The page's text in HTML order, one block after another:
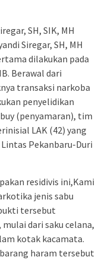
SH, SIK, MH
Siregar, SH, MH
dilakukan pada
Berawal dari
transaksi narkoba
penyelidikan
(penyamaran), tim
LAK (42) yang
Pekanbaru-Duri
residivis ini,Kami
jenis sabu
tersebut
dari saku celana,
kotak kacamata.
haram tersebut